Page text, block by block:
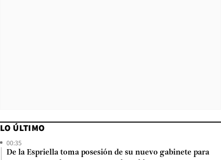
LO ÚLTIMO
00:35
De la Espriella toma posesión de su nuevo gabinete para